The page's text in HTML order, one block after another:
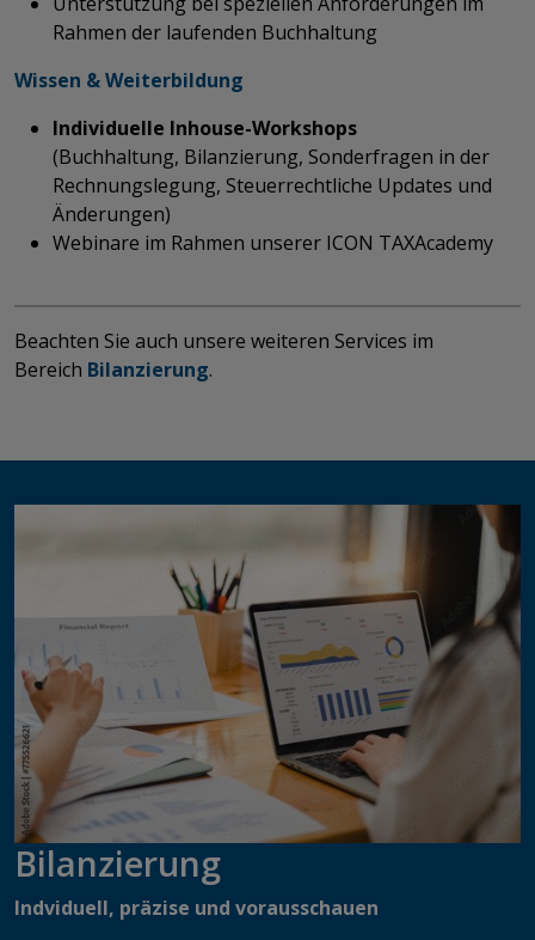
Rahmen der laufenden Buchhaltung
Wissen & Weiterbildung
Individuelle Inhouse-Workshops
(Buchhaltung, Bilanzierung, Sonderfragen in der
Rechnungslegung, Steuerrechtliche Updates und
Änderungen)
Webinare im Rahmen unserer ICON TAXAcademy​​​​​​​​​​​​​​
Beachten Sie auch unsere weiteren Services im
Bereich Bilanzierung.
Bilanzierung
Indviduell, präzise und vorausschauen​​​​​​​